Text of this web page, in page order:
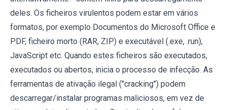
deles. Os ficheiros virulentos podem estar em vários
formatos, por exemplo Documentos do Microsoft Office e
PDF, ficheiro morto (RAR, ZIP) e executável (.exe, .run),
JavaScript etc. Quando estes ficheiros são executados,
executados ou abertos, inicia o processo de infecção. As
ferramentas de ativação ilegal ("cracking") podem
descarregar/instalar programas maliciosos, em vez de